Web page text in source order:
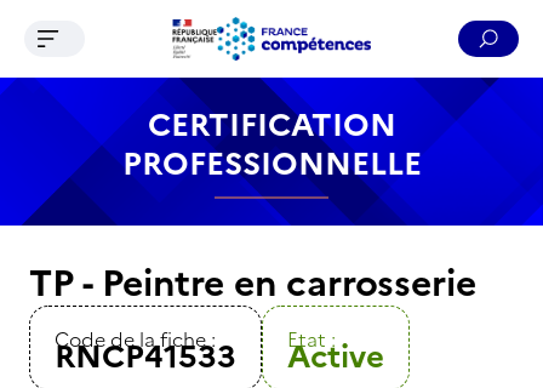
Contenu Recherche Menu Pied de page
Ouvrir le menu de navigation
CERTIFICATION
PROFESSIONNELLE
TP - Peintre en carrosserie
Code de la fiche :
RNCP41533 Etat :
Active